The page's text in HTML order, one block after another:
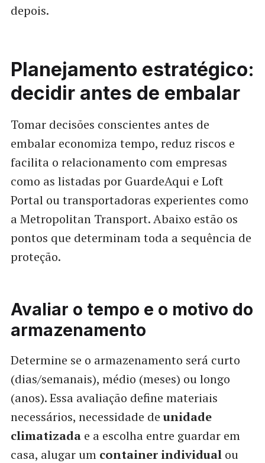
depois.
Planejamento estratégico:
decidir antes de embalar
Tomar decisões conscientes antes de
embalar economiza tempo, reduz riscos e
facilita o relacionamento com empresas
como as listadas por GuardeAqui e Loft
Portal ou transportadoras experientes como
a Metropolitan Transport. Abaixo estão os
pontos que determinam toda a sequência de
proteção.
Avaliar o tempo e o motivo do
armazenamento
Determine se o armazenamento será curto
(dias/semanais), médio (meses) ou longo
(anos). Essa avaliação define materiais
necessários, necessidade deunidade
climatizadae a escolha entre guardar em
casa, alugar um container individualou